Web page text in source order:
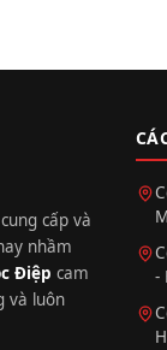
cấp và
nhầm
Điệp cam
và luôn
-